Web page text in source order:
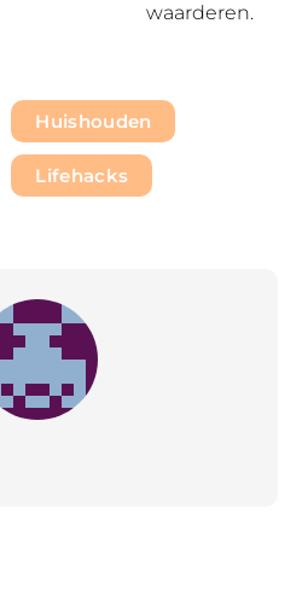
waarderen.
Huishouden
Lifehacks